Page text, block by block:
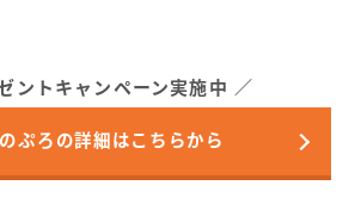
ントキャンペーン実施中
ぷろの詳細はこちらから